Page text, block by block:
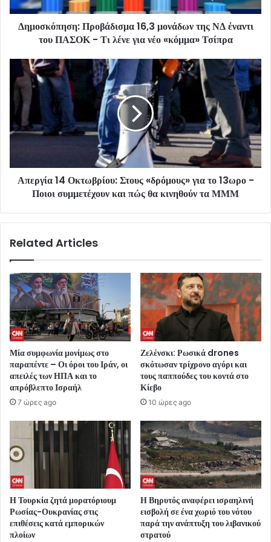
Δημοσκόπηση: Προβάδισμα 16,3 μονάδων της ΝΔ έναντι
του ΠΑΣΟΚ - Τι λένε για νέο «κόμμα» Τσίπρα
Απεργία 14 Οκτωβρίου: Στους «δρόμους» για το 13ωρο -
Ποιοι συμμετέχουν και πώς θα κινηθούν τα ΜΜΜ
Related Articles
Μία συμφωνία μονίμως στο
παραπέντε – Οι όροι του Ιράν, οι
απειλές των ΗΠΑ και το
απρόβλεπτο Ισραήλ
7 ώρες ago
Ζελένσκι: Ρωσικά drones
σκότωσαν τρίχρονο αγόρι και
τους παππούδες του κοντά στο
Κίεβο
10 ώρες ago
Η Τουρκία ζητά μορατόριουμ
Ρωσίας-Ουκρανίας στις
επιθέσεις κατά εμπορικών
πλοίων
Η Βηρυτός αναφέρει ισραηλινή
εισβολή σε ένα χωριό του νότου
παρά την ανάπτυξη του λιβανικού
στρατού